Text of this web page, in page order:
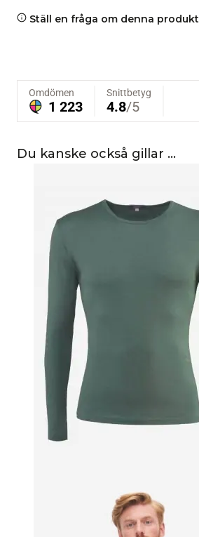
Ställ en fråga om denna produkt
Du kanske också gillar …